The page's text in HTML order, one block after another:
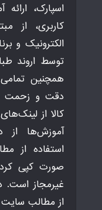
اسپارک،
کاربری، از
الکترونیک و
توسط اروند
همچنین
دقت و زحمت
کالا از
آموزش‌ها از
استفاده از
صورت کپی
غیرمجاز است.
از مطالب سایت